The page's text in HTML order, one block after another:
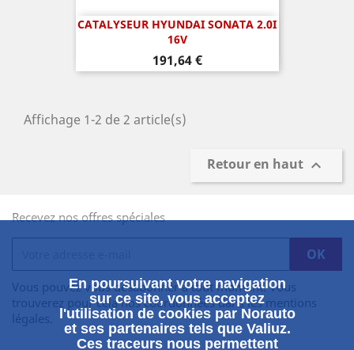
CATALYSEUR HYUNDAI SONATA 2.0I
16V
Prix
191,64 €
Affichage 1-2 de 2 article(s)
Retour en haut 
Recevez nos offres spéciales
Vous pouvez vous désabonner à tout moment. Vous
trouverez pour cela nos coordonnées dans les mentions
légales.
En poursuivant votre navigation
sur ce site, vous acceptez
l'utilisation de cookies par Norauto
et ses partenaires tels que Valiuz.
Ces traceurs nous permettent